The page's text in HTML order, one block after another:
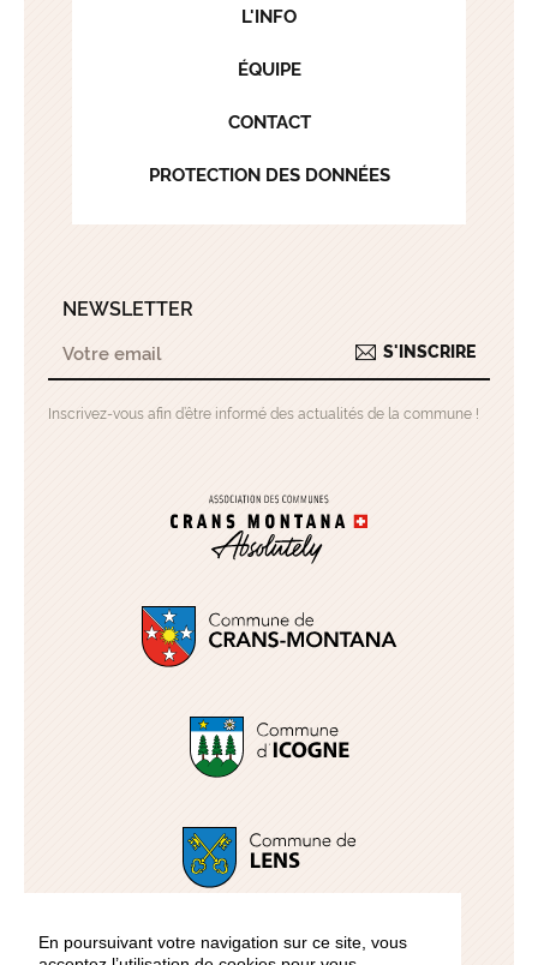
En poursuivant votre navigation sur ce site, vous
L'INFO
ÉQUIPE
CONTACT
PROTECTION DES DONNÉES
NEWSLETTER
S'INSCRIRE
Inscrivez-vous afin d’être informé des actualités de la commune !